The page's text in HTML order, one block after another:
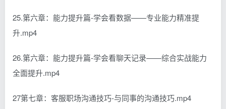
25.第六章：能力提升篇-学会看数据——专业能力精准提
升.mp4
26.第六章：能力提升篇-学会看聊天记录——综合实战能力
全面提升.mp4
27第七章：客服职场沟通技巧-与同事的沟通技巧.mp4